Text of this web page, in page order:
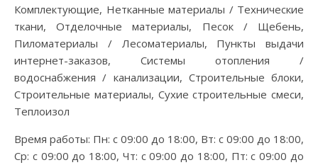
Комплектующие, Нетканные материалы / Технические
ткани, Отделочные материалы, Песок / Щебень,
Пиломатериалы / Лесоматериалы, Пункты выдачи
интернет-заказов, Системы отопления /
водоснабжения / канализации, Строительные блоки,
Строительные материалы, Сухие строительные смеси,
Теплоизол
Время работы: Пн: с 09:00 до 18:00, Вт: с 09:00 до 18:00,
Ср: с 09:00 до 18:00, Чт: с 09:00 до 18:00, Пт: с 09:00 до